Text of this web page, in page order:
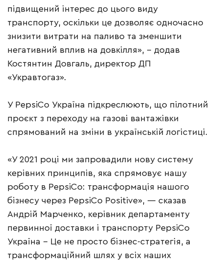
підвищений інтерес до цього виду
транспорту, оскільки це дозволяє одночасно
знизити витрати на паливо та зменшити
негативний вплив на довкілля», – додав
Костянтин Довгаль, директор ДП
«Укравтогаз».
У PepsiCo Україна підкреслюють, що пілотний
проєкт з переходу на газові вантажівки
спрямований на зміни в українській логістиці.
«У 2021 році ми запровадили нову систему
керівних принципів, яка спрямовує нашу
роботу в PepsiCo: трансформація нашого
бізнесу через PepsiCo Positive», — сказав
Андрій Марченко, керівник департаменту
первинної доставки і транспорту PepsiCo
Україна – Це не просто бізнес-стратегія, а
трансформаційний шлях у всіх наших